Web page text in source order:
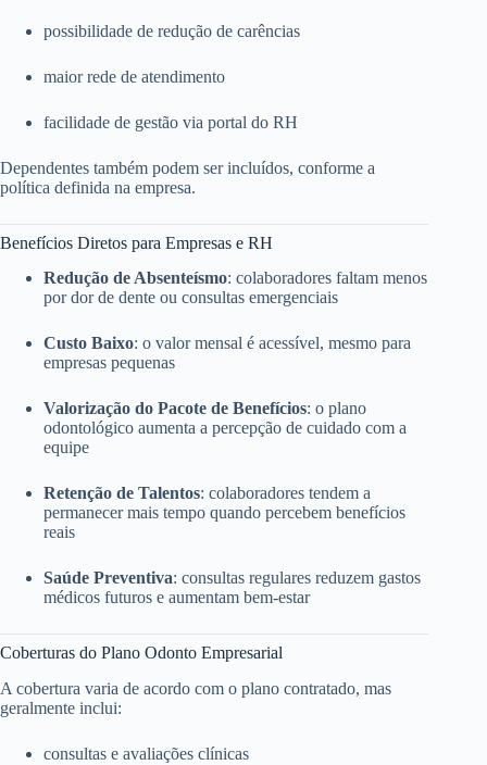
possibilidade de redução de carências
maior rede de atendimento
facilidade de gestão via portal do RH
Dependentes também podem ser incluídos, conforme a
política definida na empresa.
Benefícios Diretos para Empresas e RH
Redução de Absenteísmo: colaboradores faltam menos
por dor de dente ou consultas emergenciais
Custo Baixo: o valor mensal é acessível, mesmo para
empresas pequenas
Valorização do Pacote de Benefícios: o plano
odontológico aumenta a percepção de cuidado com a
equipe
Retenção de Talentos: colaboradores tendem a
permanecer mais tempo quando percebem benefícios
reais
Saúde Preventiva: consultas regulares reduzem gastos
médicos futuros e aumentam bem-estar
Coberturas do Plano Odonto Empresarial
A cobertura varia de acordo com o plano contratado, mas
geralmente inclui:
consultas e avaliações clínicas